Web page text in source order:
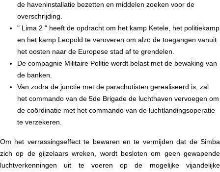
de haveninstallatie bezetten en middelen zoeken voor de
overschrijding.
" Lima 2 " heeft de opdracht om het kamp Ketele, het politiekamp
en het kamp Leopold te veroveren om alzo de toegangen vanuit
het oosten naar de Europese stad af te grendelen.
De compagnie Militaire Politie wordt belast met de bewaking van
de banken.
Van zodra de junctie met de parachutisten gerealiseerd is, zal
het commando van de 5de Brigade de luchthaven vervoegen om
de coördinatie met het commando van de luchtlandingsoperatie
te verzekeren.
Om het verrassingseffect te bewaren en te vermijden dat de Simba
zich op de gijzelaars wreken, wordt besloten om geen gewapende
luchtverkenningen uit te voeren op de mogelijke vijandelijke